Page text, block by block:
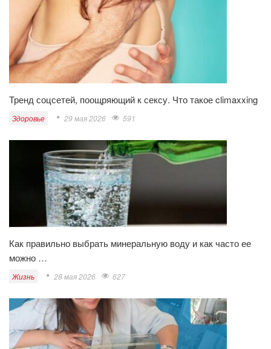
Тренд соцсетей, поощряющий к сексу. Что такое climaxxing
Здоровье 29 мая 2026 591
Как правильно выбрать минеральную воду и как часто ее
можно …
Жизнь 28 мая 2026 627